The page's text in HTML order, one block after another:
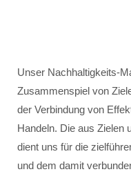
Unser Nachhaltigkeits-
Zusammenspiel von
der Verbindung von
Handeln. Die aus Zielen
dient uns für die
und dem damit